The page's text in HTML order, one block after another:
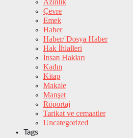
Azınlık
Çevre
Emek
Haber
Haber/ Dosya Haber
Hak İhlalleri
İnsan Hakları
Kadın
Kitap
Makale
Manşet
Röportaj
Tarikat ve cemaatler
Uncategorized
Tags